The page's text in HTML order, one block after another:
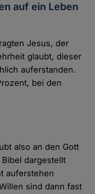
auf ein Leben
Jesus, der
glaubt, dieser
auferstanden.
bei den
also an den Gott
dargestellt
auferstehen
sind dann fast